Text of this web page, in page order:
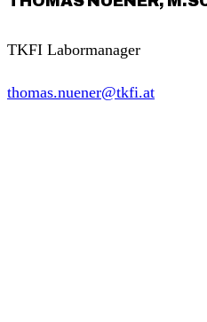
TKFI Labormanager
thomas.nuener@tkfi.at